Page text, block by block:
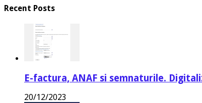
Recent Posts
E-factura, ANAF si semnaturile.
20/12/2023